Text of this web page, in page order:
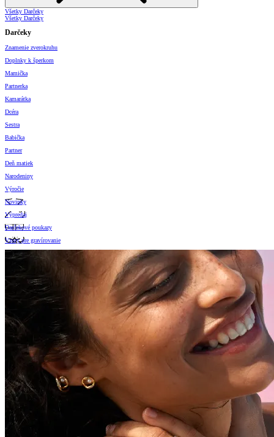
Všetky Darčeky
Všetky Darčeky
Darčeky
Znamenie zverokruhu
Doplnky k šperkom
Mamička
Partnerka
Kamarátka
Dcéra
Sestra
Babička
Partner
Deň matiek
Narodeniny
Výročie
Novinky
Výpredaj
Darčekové poukazy
Vzory pre gravírovanie